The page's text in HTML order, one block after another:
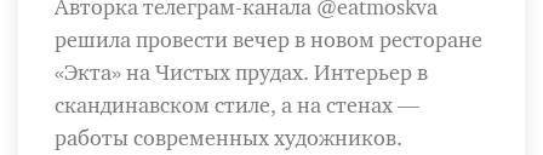
Авторка телеграм-канала @eatmoskva
решила провести вечер в новом ресторане
«Экта» на Чистых прудах. Интерьер в
скандинавском стиле, а на стенах —
работы современных художников.